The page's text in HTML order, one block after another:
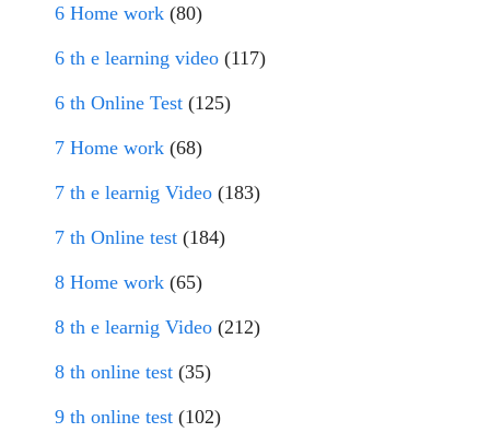
6 Home work (80)
6 th e learning video (117)
6 th Online Test (125)
7 Home work (68)
7 th e learnig Video (183)
7 th Online test (184)
8 Home work (65)
8 th e learnig Video (212)
8 th online test (35)
9 th online test (102)